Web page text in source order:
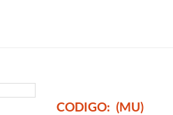
CODIGO: (MU)